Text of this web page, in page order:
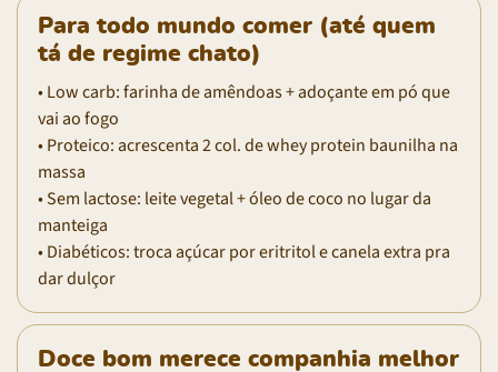
Para todo mundo comer (até quem
tá de regime chato)
• Low carb: farinha de amêndoas + adoçante em pó que
vai ao fogo
• Proteico: acrescenta 2 col. de whey protein baunilha na
massa
• Sem lactose: leite vegetal + óleo de coco no lugar da
manteiga
• Diabéticos: troca açúcar por eritritol e canela extra pra
dar dulçor
Doce bom merece companhia melhor